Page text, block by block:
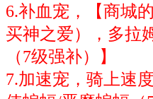
6.补血宠，【商城
买神之爱），多拉
（7级强补）】
7.加速宠，骑上速